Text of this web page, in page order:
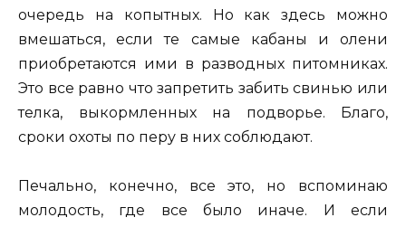
очередь на копытных. Но как здесь можно
вмешаться, если те самые кабаны и олени
приобретаются ими в разводных питомниках.
Это все равно что запретить забить свинью или
телка, выкормленных на подворье. Благо,
сроки охоты по перу в них соблюдают.
Печально, конечно, все это, но вспоминаю
молодость, где все было иначе. И если